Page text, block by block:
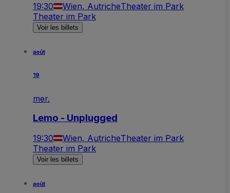
19:30 Wien, AutricheTheater im Park
Theater im Park
Voir les billets
août
19
mer.
Lemo - Unplugged
19:30 Wien, AutricheTheater im Park
Theater im Park
Voir les billets
août